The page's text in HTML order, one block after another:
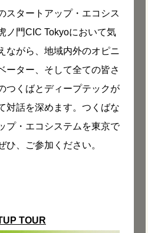
スタートアップ・エコシス
ノ門CIC Tokyoにおいて気
ながら、地域内外のオピニ
ーター、そして全ての皆さ
つくばとディープテックが
対話を深めます。つくばな
プ・エコシステムを東京で
ひ、ご参加ください。
TOUR